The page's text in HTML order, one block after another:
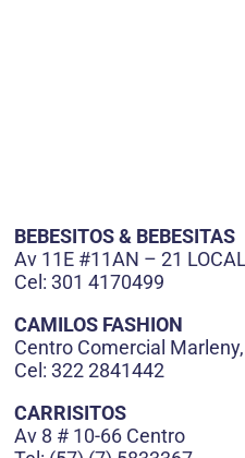
BEBESITOS & BEBESITAS
Av 11E #11AN – 21
Cel: 301 4170499
CAMILOS FASHION
Centro Comercial
Cel: 322 2841442
CARRISITOS
Av 8 # 10-66 Centro